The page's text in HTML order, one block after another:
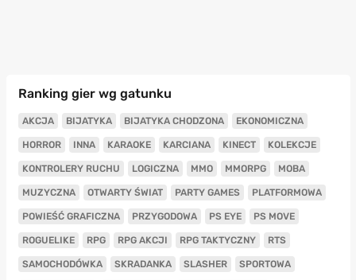
Ranking gier wg gatunku
AKCJA BIJATYKA BIJATYKA CHODZONA EKONOMICZNA
HORROR INNA KARAOKE KARCIANA KINECT KOLEKCJE
KONTROLERY RUCHU LOGICZNA MMO MMORPG MOBA
MUZYCZNA OTWARTY ŚWIAT PARTY GAMES PLATFORMOWA
POWIEŚĆ GRAFICZNA PRZYGODOWA PS EYE PS MOVE
ROGUELIKE RPG RPG AKCJI RPG TAKTYCZNY RTS
SAMOCHODÓWKA SKRADANKA SLASHER SPORTOWA